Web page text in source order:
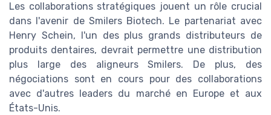
Les collaborations stratégiques jouent un rôle crucial
dans l'avenir de Smilers Biotech. Le partenariat avec
Henry Schein, l'un des plus grands distributeurs de
produits dentaires, devrait permettre une distribution
plus large des aligneurs Smilers. De plus, des
négociations sont en cours pour des collaborations
avec d'autres leaders du marché en Europe et aux
États-Unis.